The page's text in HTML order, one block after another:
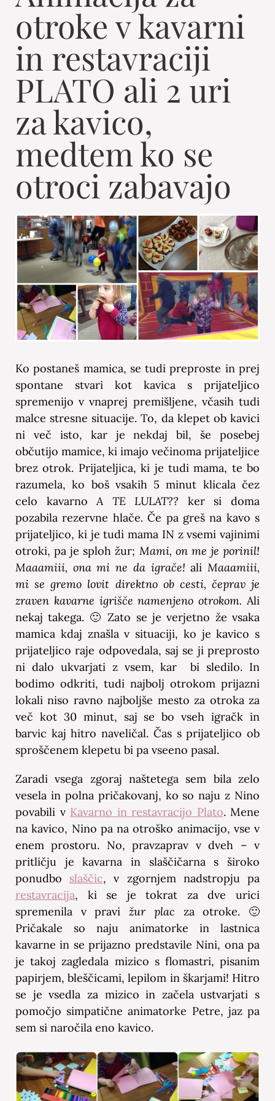
otroke v kavarni
in restavraciji
PLATO ali 2 uri
za kavico,
medtem ko se
otroci zabavajo
Ko postaneš mamica, se tudi preproste in prej
spontane stvari kot kavica s prijateljico
spremenijo v vnaprej premišljene, včasih tudi
malce stresne situacije. To, da klepet ob kavici
ni več isto, kar je nekdaj bil, še posebej
občutijo mamice, ki imajo večinoma prijateljice
brez otrok. Prijateljica, ki je tudi mama, te bo
razumela, ko boš vsakih 5 minut klicala čez
celo kavarnoA TE LULAT?? ker si doma
pozabila rezervne hlače. Če pa greš na kavo s
prijateljico, ki je tudi mama IN z vsemi vajinimi
otroki, pa je sploh žur; Mami, on me je porinil!
Maaamiii, ona mi ne da igrače!ali Maaamiii,
mi se gremo lovit direktno ob cesti, čeprav je
zraven kavarne igrišče namenjeno otrokom. Ali
nekaj takega. 🙂 Zato se je verjetno že vsaka
mamica kdaj znašla v situaciji, ko je kavico s
prijateljico raje odpovedala, saj se ji preprosto
ni dalo ukvarjati z vsem, kar bi sledilo. In
bodimo odkriti, tudi najbolj otrokom prijazni
lokali niso ravno najboljše mesto za otroka za
več kot 30 minut, saj se bo vseh igračk in
barvic kaj hitro naveličal. Čas s prijateljico ob
sproščenem klepetu bi pa vseeno pasal.
Zaradi vsega zgoraj naštetega sem bila zelo
vesela in polna pričakovanj, ko so naju z Nino
povabili v Kavarno in restavracijo Plato. Mene
na kavico, Nino pa na otroško animacijo, vse v
enem prostoru. No, pravzaprav v dveh – v
pritličju je kavarna in slaščičarna s široko
ponudbo slaščic, v zgornjem nadstropju pa
restavracija, ki se je tokrat za dve urici
spremenila v pravi žur plac za otroke. 🙂
Pričakale so naju animatorke in lastnica
kavarne in se prijazno predstavile Nini, ona pa
je takoj zagledala mizico s flomastri, pisanim
papirjem, bleščicami, lepilom in škarjami! Hitro
se je vsedla za mizico in začela ustvarjati s
pomočjo simpatične animatorke Petre, jaz pa
sem si naročila eno kavico.